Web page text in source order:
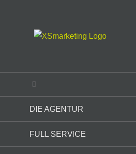
DIE AGENTUR
FULL SERVICE